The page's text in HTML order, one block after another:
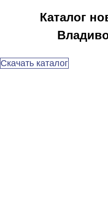
Каталог
Скачать каталог